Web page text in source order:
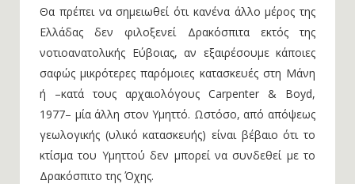
Θα πρέπει να σημειωθεί ότι κανένα άλλο μέρος της
Ελλάδας δεν φιλοξενεί Δρακόσπιτα εκτός της
νοτιοανατολικής Εύβοιας, αν εξαιρέσουμε κάποιες
σαφώς μικρότερες παρόμοιες κατασκευές στη Μάνη
ή –κατά τους αρχαιολόγους Carpenter & Boyd,
1977– μία άλλη στον Υμηττό. Ωστόσο, από απόψεως
γεωλογικής (υλικό κατασκευής) είναι βέβαιο ότι το
κτίσμα του Υμηττού δεν μπορεί να συνδεθεί με το
Δρακόσπιτο της Όχης.